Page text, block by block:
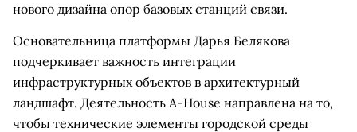
нового дизайна опор базовых станций связи.
Основательница платформы Дарья Белякова
подчеркивает важность интеграции
инфраструктурных объектов в архитектурный
ландшафт. Деятельность A-House направлена на то,
чтобы технические элементы городской среды